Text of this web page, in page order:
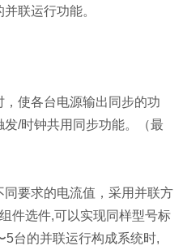
联运行功能。
使各台电源输出同步的功
/时钟共用同步功能。（最
要求的电流值，采用并联方
件选件,可以实现同样型号标
5台的并联运行构成系统时,